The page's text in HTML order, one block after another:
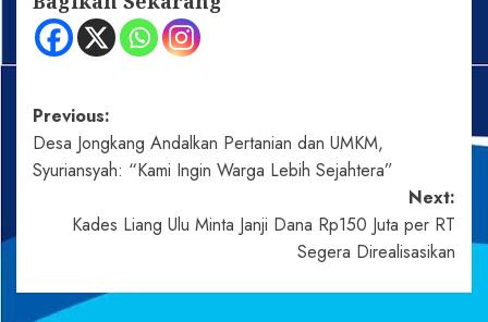
Post
navigation
Previous:
Desa Jongkang Andalkan Pertanian dan UMKM,
Syuriansyah: “Kami Ingin Warga Lebih Sejahtera”
Next:
Kades Liang Ulu Minta Janji Dana Rp150 Juta per RT
Segera Direalisasikan